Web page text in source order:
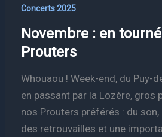
Concerts 2025
Novembre : en
Prouters
Whouaou ! Week-end, du Puy-
en passant par la Lozère, gros
nos Prouters préférés : du
des retrouvailles et une